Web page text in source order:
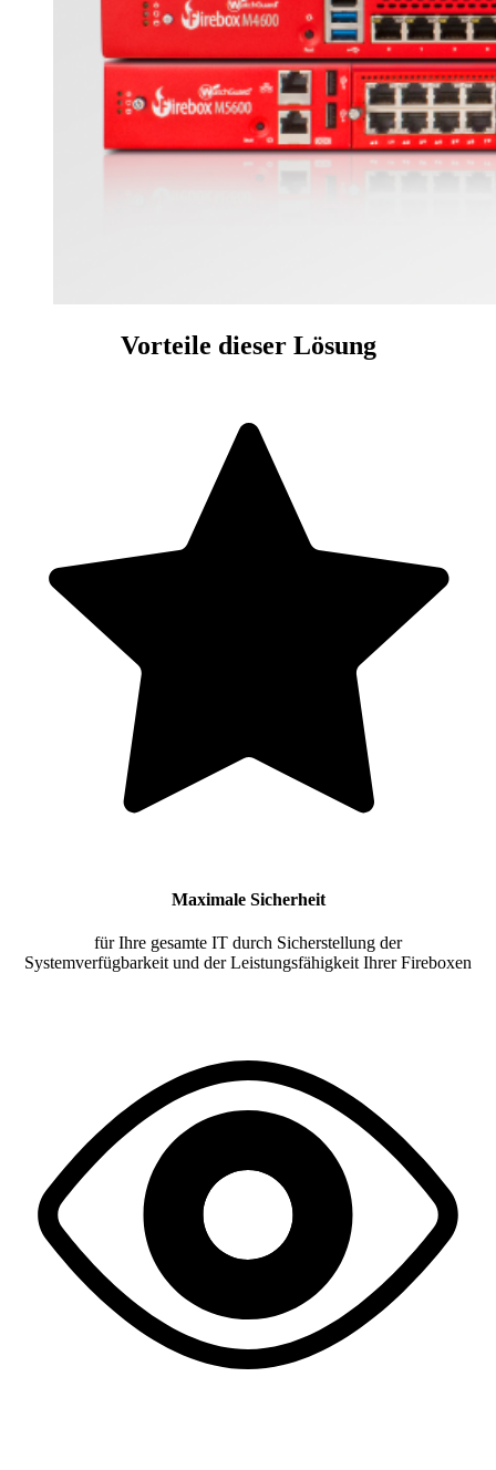
Vorteile dieser Lösung
Maximale Sicherheit
für Ihre gesamte IT durch Sicherstellung der
Systemverfügbarkeit und der Leistungsfähigkeit Ihrer Fireboxen